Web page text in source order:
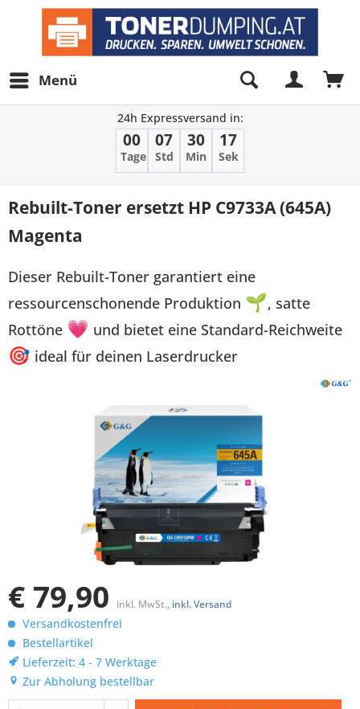
Menü
24h Expressversand in:
00
Tage
07
Std
30
Min
17
Sek
Rebuilt-Toner ersetzt HP C9733A (645A)
Magenta
Dieser Rebuilt-Toner garantiert eine
ressourcenschonende Produktion 🌱, satte
Rottöne 💗 und bietet eine Standard-Reichweite
🎯 ideal für deinen Laserdrucker
€ 79,90 inkl. MwSt., inkl. Versand
Versandkostenfrei
Bestellartikel
Lieferzeit: 4 - 7 Werktage
Zur Abholung bestellbar